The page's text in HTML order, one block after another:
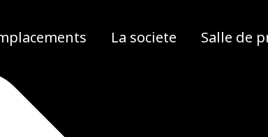
La societe Salle de